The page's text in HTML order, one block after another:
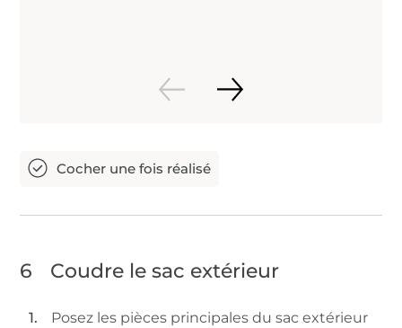
6 Coudre le sac extérieur
Posez les pièces principales du sac extérieur